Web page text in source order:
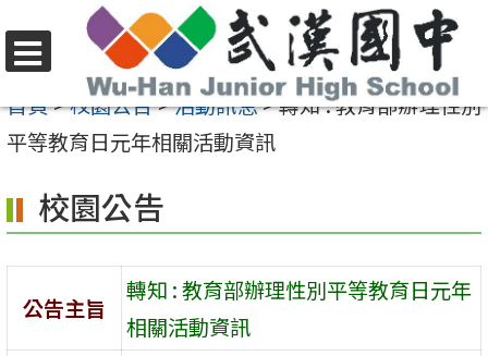
至
要
容
區
選
單
首頁>校園公告>活動訊息>轉知 : 教育部辦理性別
平等教育日元年相關活動資訊
校園公告
公告主旨
轉知 : 教育部辦理性別平等教育日元年
相關活動資訊